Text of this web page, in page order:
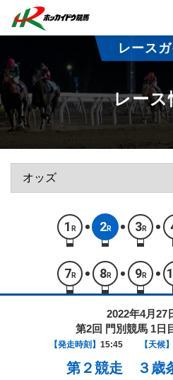
レース
レース
1 R 2R 3R
7 R 8R 9R
2022年4月27
第2回 門別競馬 1日
【発走時刻】 15:45 【天候】
第２競走 ３歳